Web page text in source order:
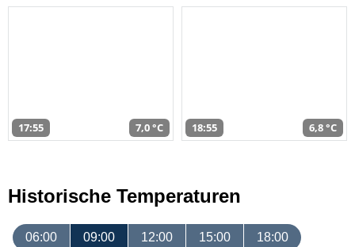
17:55 7,0 °C 18:55 6,8 °C
Historische Temperaturen
06:00 09:00 12:00 15:00 18:00